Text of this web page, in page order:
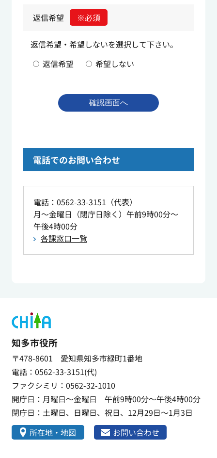
返信希望 ※必須
返信希望・希望しないを選択して下さい。
返信希望
希望しない
電話でのお問い合わせ
電話：0562-33-3151（代表）
月～金曜日（閉庁日除く）午前9時00分～
午後4時00分
各課窓口一覧
知多市役所
〒478-8601 愛知県知多市緑町1番地
電話：0562-33-3151(代)
ファクシミリ：0562-32-1010
開庁日：月曜日～金曜日 午前9時00分～午後4時00分
閉庁日：土曜日、日曜日、祝日、12月29日～1月3日
所在地・地図
お問い合わせ